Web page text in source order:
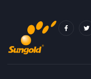
A
W